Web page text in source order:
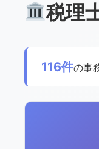
税理
116件の事